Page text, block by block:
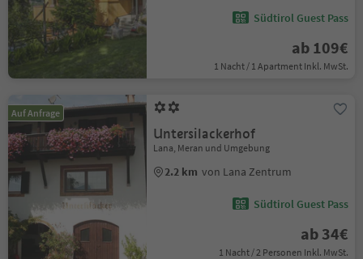
Südtirol Guest Pass
ab 109€
1 Nacht / 1 Apartment Inkl. MwSt.
Auf Anfrage
Untersilackerhof
Lana, Meran und Umgebung
2.2 km von Lana Zentrum
Südtirol Guest Pass
ab 34€
1 Nacht / 2 Personen Inkl. MwSt.